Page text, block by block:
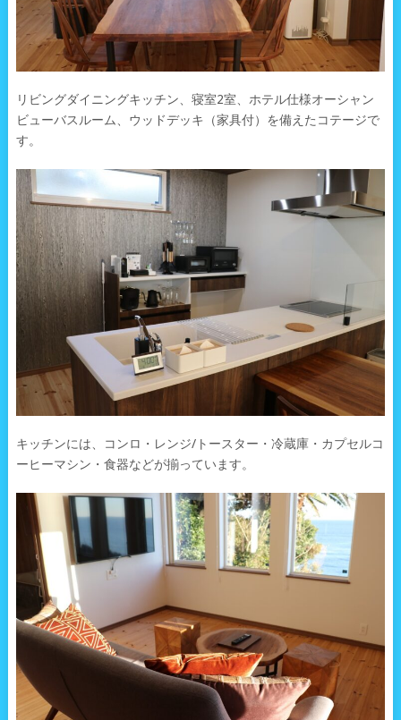
リビングダイニングキッチン、寝室2室、ホテル仕様オーシャン
ビューバスルーム、ウッドデッキ（家具付）を備えたコテージで
す。
キッチンには、コンロ・レンジ/トースター・冷蔵庫・カプセルコ
ーヒーマシン・食器などが揃っています。